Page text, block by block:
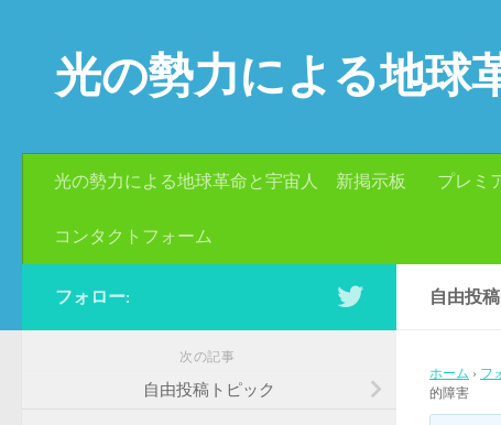
光の勢力による地球
光の勢力による地球革命と宇宙人 新掲示板 プレミ
コンタクトフォーム
自由投
ホーム › フ
的障害
フォロー:
次の記事
自由投稿トピック